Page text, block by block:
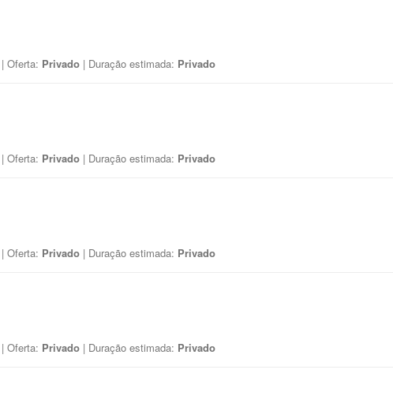
| Oferta: Privado | Duração estimada: Privado
| Oferta: Privado | Duração estimada: Privado
| Oferta: Privado | Duração estimada: Privado
| Oferta: Privado | Duração estimada: Privado